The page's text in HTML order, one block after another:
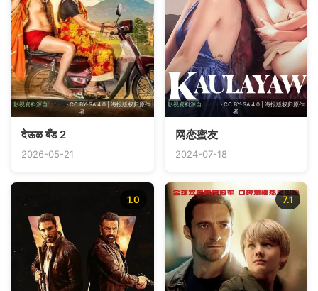
影视资料源自 TMDB
· CC BY-SA 4.0 | 海报版权归原作
者
देऊळ बँड 2
2026-05-21
影视资料源自
· CC BY-SA 4.0 | 海报版权归原作
者
网恋蜜友
2024-07-18
1.0 7.1